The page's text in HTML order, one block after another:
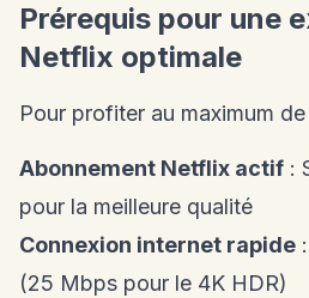
Prérequis pour une
Netflix optimale
Pour profiter au maximum
Abonnement Netflix actif :
pour la meilleure qualité
Connexion internet rapide
(25 Mbps pour le 4K HDR)